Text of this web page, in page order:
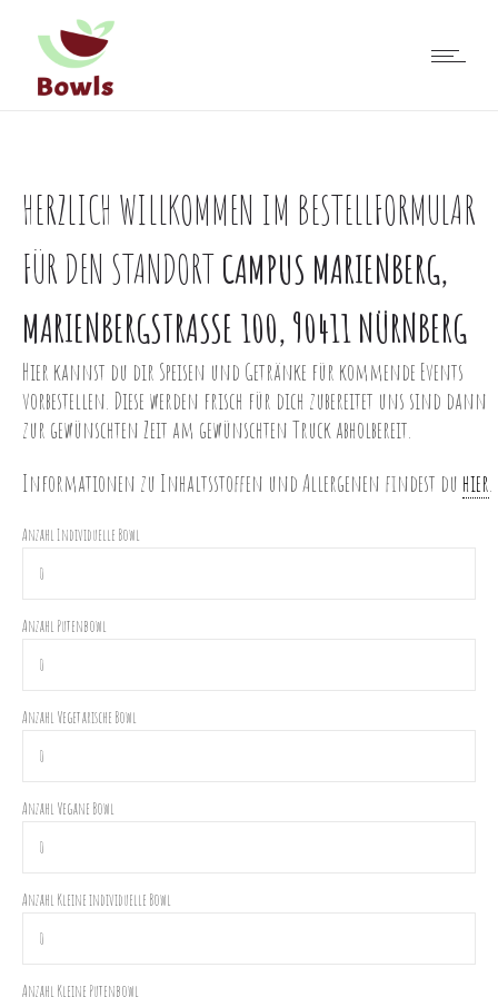
HERZLICH WILLKOMMEN IM BESTELLFORMULAR
FÜR DEN STANDORTCAMPUS MARIENBERG,
MARIENBERGSTRASSE 100, 90411 NÜRNBERG
Hier kannst du dir Speisen und Getränke für kommende Events
vorbestellen. Diese werden frisch für dich zubereitet uns sind dann
zur gewünschten Zeit am gewünschten Truck abholbereit.
Informationen zu Inhaltsstoffen und Allergenen findest du hier.
Anzahl Individuelle Bowl
Anzahl Putenbowl
Anzahl Vegetarische Bowl
Anzahl Vegane Bowl
Anzahl Kleine individuelle Bowl
Anzahl Kleine Putenbowl